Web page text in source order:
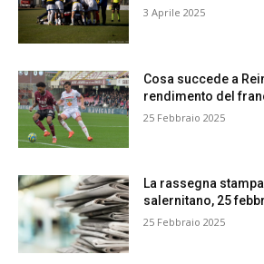
3 Aprile 2025
Cosa succede a
rendimento del
25 Febbraio 2025
La rassegna
salernitano, 25
25 Febbraio 2025